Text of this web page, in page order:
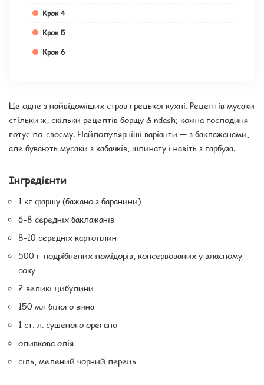
Крок 4
Крок 5
Крок 6
Це одне з найвідоміших страв грецької кухні. Рецептів мусаки
стільки ж, скільки рецептів борщу & ndash; кожна господиня
готує по-своєму. Найпопулярніші варіанти — з баклажанами,
але бувають мусаки з кабачків, шпинату і навіть з гарбуза.
Інгредієнти
1 кг фаршу (бажано з баранини)
6-8 середніх баклажанів
8-10 середніх картоплин
500 г подрібнених помідорів, консервованих у власному
соку
2 великі цибулини
150 мл білого вина
1 ст. л. сушеного орегано
оливкова олія
сіль, мелений чорний перець